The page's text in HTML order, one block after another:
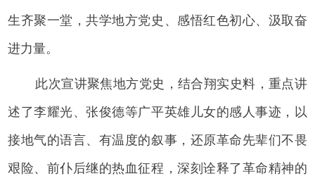
生齐聚一堂，共学地方党史、感悟红色初心、汲取奋
进力量。
此次宣讲聚焦地方党史，结合翔实史料，重点讲
述了李耀光、张俊德等广平英雄儿女的感人事迹，以
接地气的语言、有温度的叙事，还原革命先辈们不畏
艰险、前仆后继的热血征程，深刻诠释了革命精神的